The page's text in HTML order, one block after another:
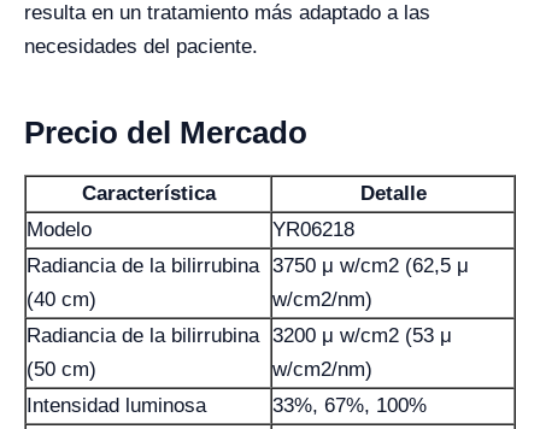
resulta en un tratamiento más adaptado a las
necesidades del paciente.
Precio del Mercado
Característica
Detalle
Modelo
YR06218
Radiancia de la bilirrubina
(40 cm)
3750 μ w/cm2 (62,5 μ
w/cm2/nm)
Radiancia de la bilirrubina
(50 cm)
3200 μ w/cm2 (53 μ
w/cm2/nm)
Intensidad luminosa
33%, 67%, 100%